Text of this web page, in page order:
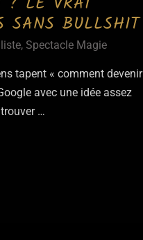
SANS BULLSHIT
, Spectacle Magie
tapent « comment devenir
avec une idée assez
…